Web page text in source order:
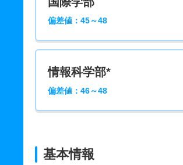
偏差値：45～48
情報科学部*
偏差値：46～48
基本情報